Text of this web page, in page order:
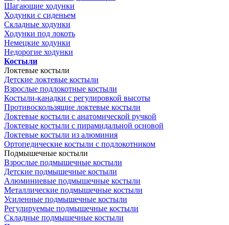
Шагающие ходунки
Ходунки с сиденьем
Складные ходунки
Ходунки под локоть
Немецкие ходунки
Недорогие ходунки
Костыли
Локтевые костыли
Детские локтевые костыли
Взрослые подлокотные костыли
Костыли-канадки с регулировкой высоты
Противоскользящие локтевые костыли
Локтевые костыли с анатомической ручкой
Локтевые костыли с пирамидальной основой
Локтевые костыли из алюминия
Ортопедические костыли с подлокотником
Подмышечные костыли
Взрослые подмышечные костыли
Детские подмышечные костыли
Алюминиевые подмышечные костыли
Металлические подмышечные костыли
Усиленные подмышечные костыли
Регулируемые подмышечные костыли
Складные подмышечные костыли